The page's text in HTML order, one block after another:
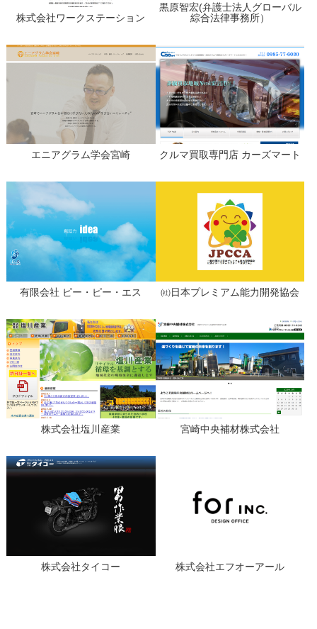
株式会社ワークステーション
黒原智宏(弁護士法人グローバル
綜合法律事務所）
エニアグラム学会宮崎 クルマ買取専門店 カーズマート
有限会社 ピー・ピー・エス ㈳日本プレミアム能力開発協会
株式会社塩川産業 宮崎中央補材株式会社
株式会社タイコー 株式会社エフオーアール